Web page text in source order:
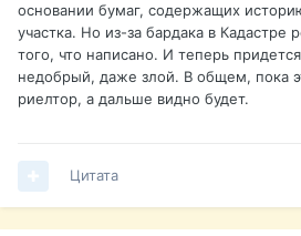
основании бумаг, содержащих
участка. Но из-за бардака в Кадастре
того, что написано. И теперь
недобрый, даже злой. В общем, пока
риелтор, а дальше видно будет.
Цитата